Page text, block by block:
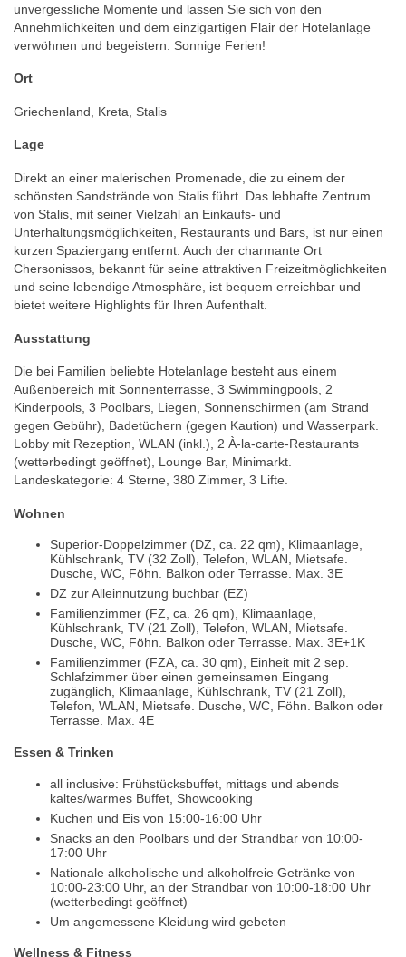
unvergessliche Momente und lassen Sie sich von den
Annehmlichkeiten und dem einzigartigen Flair der Hotelanlage
verwöhnen und begeistern. Sonnige Ferien!
Ort
Griechenland, Kreta, Stalis
Lage
Direkt an einer malerischen Promenade, die zu einem der
schönsten Sandstrände von Stalis führt. Das lebhafte Zentrum
von Stalis, mit seiner Vielzahl an Einkaufs- und
Unterhaltungsmöglichkeiten, Restaurants und Bars, ist nur einen
kurzen Spaziergang entfernt. Auch der charmante Ort
Chersonissos, bekannt für seine attraktiven Freizeitmöglichkeiten
und seine lebendige Atmosphäre, ist bequem erreichbar und
bietet weitere Highlights für Ihren Aufenthalt.
Ausstattung
Die bei Familien beliebte Hotelanlage besteht aus einem
Außenbereich mit Sonnenterrasse, 3 Swimmingpools, 2
Kinderpools, 3 Poolbars, Liegen, Sonnenschirmen (am Strand
gegen Gebühr), Badetüchern (gegen Kaution) und Wasserpark.
Lobby mit Rezeption, WLAN (inkl.), 2 À-la-carte-Restaurants
(wetterbedingt geöffnet), Lounge Bar, Minimarkt.
Landeskategorie: 4 Sterne, 380 Zimmer, 3 Lifte.
Wohnen
Superior-Doppelzimmer (DZ, ca. 22 qm), Klimaanlage,
Kühlschrank, TV (32 Zoll), Telefon, WLAN, Mietsafe.
Dusche, WC, Föhn. Balkon oder Terrasse. Max. 3E
DZ zur Alleinnutzung buchbar (EZ)
Familienzimmer (FZ, ca. 26 qm), Klimaanlage,
Kühlschrank, TV (21 Zoll), Telefon, WLAN, Mietsafe.
Dusche, WC, Föhn. Balkon oder Terrasse. Max. 3E+1K
Familienzimmer (FZA, ca. 30 qm), Einheit mit 2 sep.
Schlafzimmer über einen gemeinsamen Eingang
zugänglich, Klimaanlage, Kühlschrank, TV (21 Zoll),
Telefon, WLAN, Mietsafe. Dusche, WC, Föhn. Balkon oder
Terrasse. Max. 4E
Essen & Trinken
all inclusive: Frühstücksbuffet, mittags und abends
kaltes/warmes Buffet, Showcooking
Kuchen und Eis von 15:00-16:00 Uhr
Snacks an den Poolbars und der Strandbar von 10:00-
17:00 Uhr
Nationale alkoholische und alkoholfreie Getränke von
10:00-23:00 Uhr, an der Strandbar von 10:00-18:00 Uhr
(wetterbedingt geöffnet)
Um angemessene Kleidung wird gebeten
Wellness & Fitness